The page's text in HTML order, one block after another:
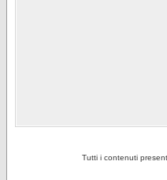
Tutti i contenuti